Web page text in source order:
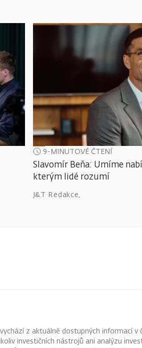
9-MINUTOVÉ ČTENÍ
Slavomír Beňa: Umíme
kterým lidé rozumí
J&T Redakce,
z aktuálně dostupných informací
investičních nástrojů ani analýzu